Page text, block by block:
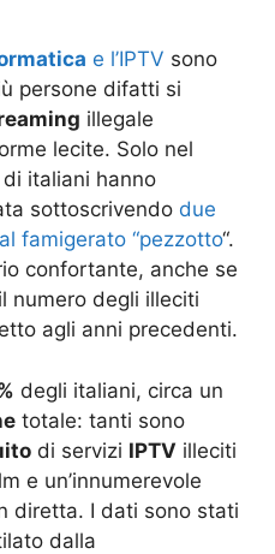
e l’IPTV sono
persone difatti si
illegale
lecite. Solo nel
italiani hanno
sottoscrivendo due
famigerato “pezzotto“.
confortante, anche se
numero degli illeciti
agli anni precedenti.
degli italiani, circa un
totale: tanti sono
di servizi IPTV illeciti
e un’innumerevole
diretta. I dati sono stati
dalla